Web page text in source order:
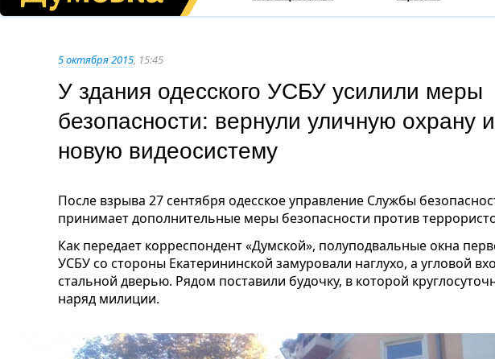
5 октября 2015, 15:45
У здания одесского УСБУ усилили меры
безопасности: вернули уличную охрану
новую видеосистему
После взрыва 27 сентября одесское управление Службы
принимает дополнительные меры безопасности против
Как передает корреспондент «Думской», полуподвальные окна
УСБУ со стороны Екатерининской замуровали наглухо, а угловой
стальной дверью. Рядом поставили будочку, в которой
наряд милиции.